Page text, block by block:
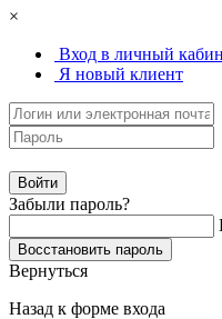
×
Вход в личный
Я новый клиент
Забыли пароль?
Вернуться
Назад к форме входа